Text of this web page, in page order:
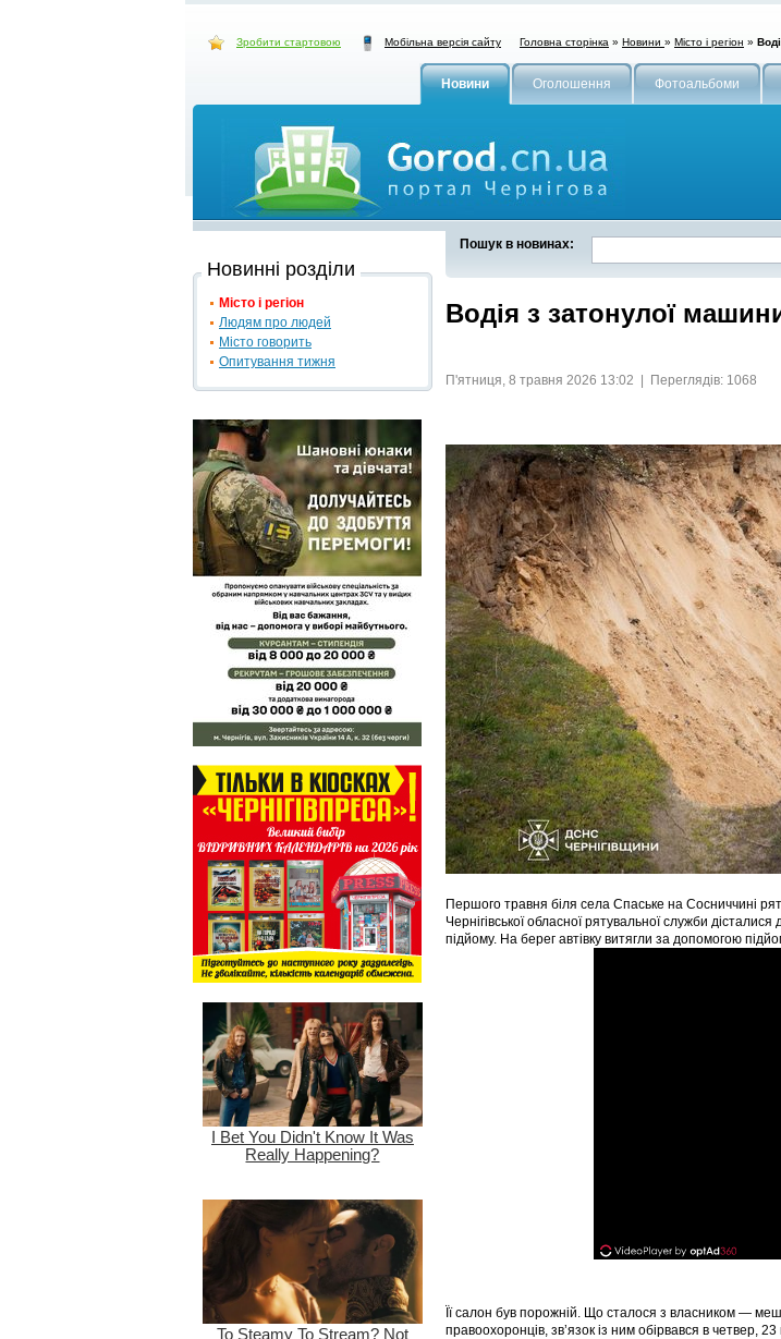
Зробити стартовою Мобільна версія сайту Головна сторінка » Новини » Місто і регіон »
Новини Оголошення Фотоальбоми
Пошук в новинах:
Водія з затонулої
П'ятниця, 8 травня 2026 13:02 | Переглядів: 1068
Першого травня біля села Спаське на Сосниччині
Чернігівської обласної рятувальної служби
підйому. На берег автівку витягли за допомогою
Її салон був порожній. Що сталося з власником —
правоохоронців, зв’язок із ним обірвався в четвер,
Новинні розділи
Місто і регіон
Людям про людей
Місто говорить
Опитування тижня